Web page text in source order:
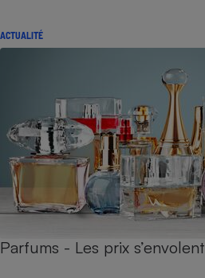
ACTUALITÉ
Parfums - Les prix s’envolent